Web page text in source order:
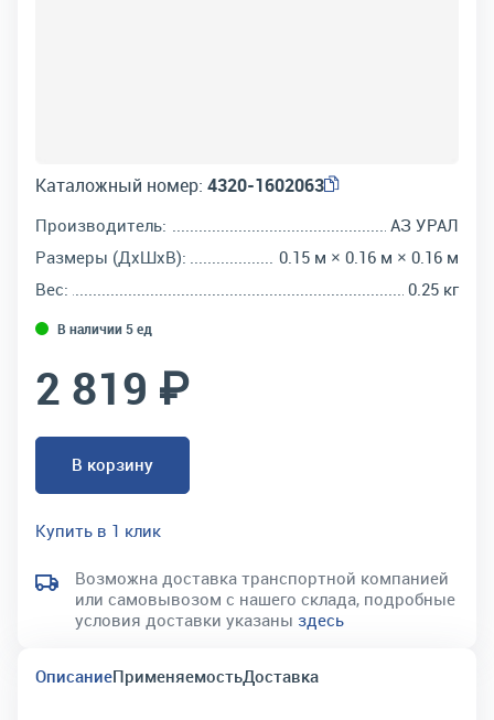
Каталожный номер: 4320-1602063
Производитель:
АЗ УРАЛ
Размеры (ДхШхВ):
0.15 м × 0.16 м × 0.16 м
Вес:
0.25 кг
В наличии 5 ед
2 819 ₽
В корзину
Купить в 1 клик
Возможна доставка транспортной компанией
или самовывозом с нашего склада, подробные
условия доставки указаны здесь
ОписаниеПрименяемостьДоставка